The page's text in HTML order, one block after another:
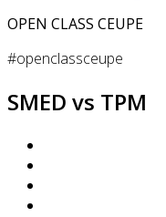
OPEN CLASS CEUPE
#openclassceupe
SMED vs TPM